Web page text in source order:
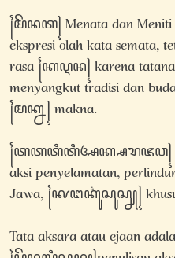
꧌ꦩꦼꦤꦠ꧍ Menata dan Meniti
ekspresi olah kata semata,
rasa ꧌ꦏꦉꦤ꧍ karena
menyangkut tradisi dan
꧌ꦩꦏ꧀ꦤ꧍ makna.
꧌ꦠꦠꦠꦶꦠꦶꦄꦏ꧀ꦱꦫꦗꦮ꧍ Tata
aksi penyelamatan,
Jawa, ꧌ꦑꦔꦏ꦳ꦸꦱꦸꦱ꧀ꦚ꧍
Tata aksara atau ejaan